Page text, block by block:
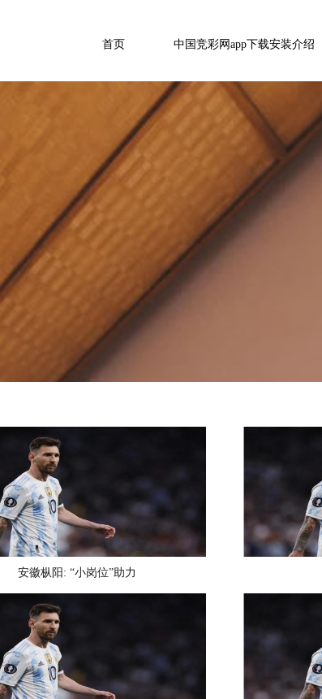
首页 中国竞彩网app下载安装介绍
安徽枞阳: “小岗位”助力